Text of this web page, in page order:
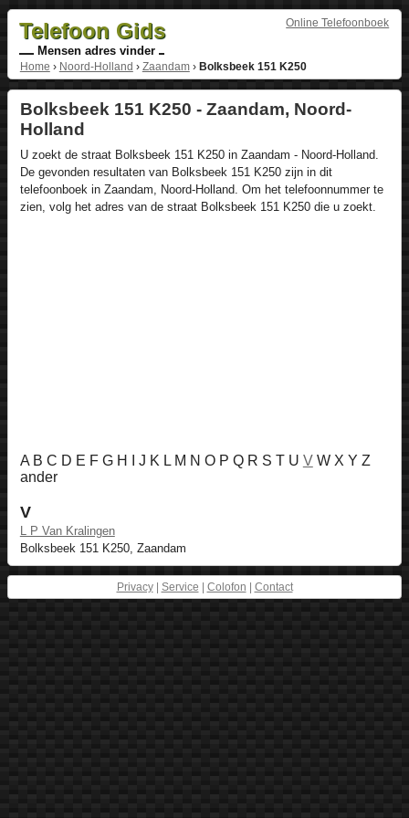
Online Telefoonboek
Telefoon Gids
Mensen adres vinder
Home › Noord-Holland › Zaandam› Bolksbeek 151 K250
Bolksbeek 151 K250 - Zaandam, Noord-
Holland
U zoekt de straat Bolksbeek 151 K250 in Zaandam - Noord-Holland.
De gevonden resultaten van Bolksbeek 151 K250 zijn in dit
telefoonboek in Zaandam, Noord-Holland. Om het telefoonnummer te
zien, volg het adres van de straat Bolksbeek 151 K250 die u zoekt.
A B C D E F G H I J K L M N O P Q R S T U V W X Y Z
ander
V
L P Van Kralingen
Bolksbeek 151 K250, Zaandam
Privacy| Service Colofon Contact